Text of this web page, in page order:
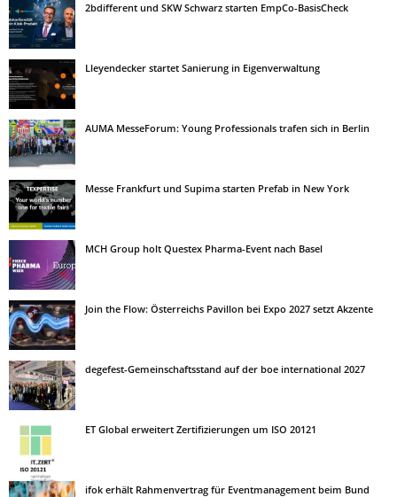
2bdifferent und SKW Schwarz starten EmpCo-BasisCheck
Lleyendecker startet Sanierung in Eigenverwaltung
AUMA MesseForum: Young Professionals trafen sich in Berlin
Messe Frankfurt und Supima starten Prefab in New York
MCH Group holt Questex Pharma-Event nach Basel
Join the Flow: Österreichs Pavillon bei Expo 2027 setzt Akzente
degefest-Gemeinschaftsstand auf der boe international 2027
ET Global erweitert Zertifizierungen um ISO 20121
ifok erhält Rahmenvertrag für Eventmanagement beim Bund